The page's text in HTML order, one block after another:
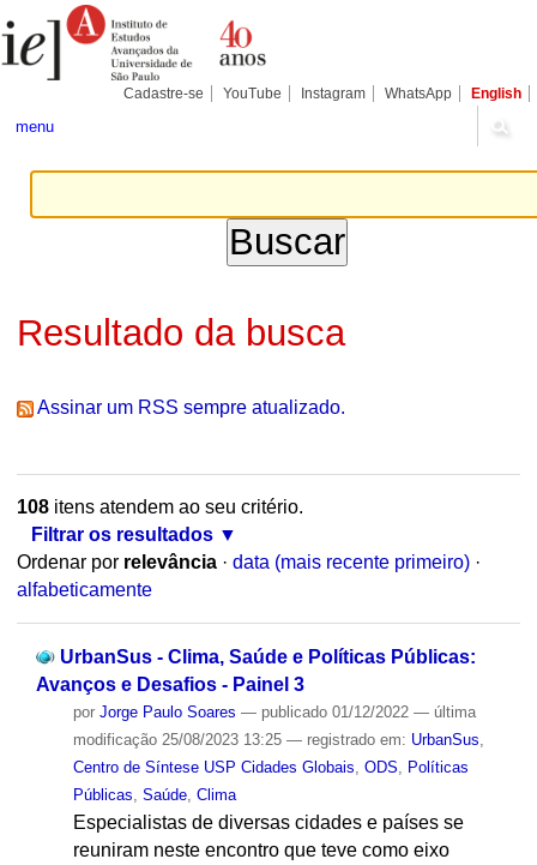
para
conteúdo.
Pessoais
Cadastre-se YouTube Instagram WhatsApp English
menu
Resultado da busca
Assinar um RSS sempre atualizado.
108itens atendem ao seu critério.
Filtrar os resultados
Ordenar por relevância · data (mais recente primeiro) ·
alfabeticamente
UrbanSus - Clima, Saúde e Políticas Públicas:
Avanços e Desafios - Painel 3
por Jorge Paulo Soares — publicado01/12/2022 — última
modificação25/08/2023 13:25 — registrado em: UrbanSus
Centro de Síntese USP Cidades Globais ODS
Políticas
Públicas Saúde, Clima
Especialistas de diversas cidades e países se
reuniram neste encontro que teve como eixo